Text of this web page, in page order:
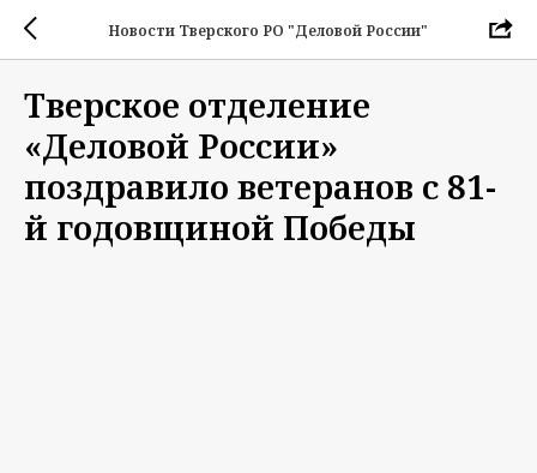
Новости Тверского РО "Деловой России"
Тверское отделение
«Деловой России»
поздравило ветеранов с 81-
й годовщиной Победы